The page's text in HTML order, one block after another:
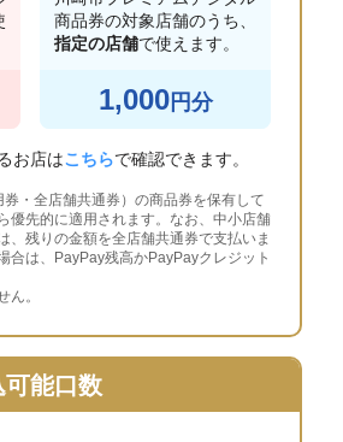
商品券の対象店舗のうち、
指定の店舗で使えます。
1,000円分
お店はこちらで確認できます。
・全店舗共通券）の商品券を保有して
優先的に適用されます。なお、中小店舗
、残りの金額を全店舗共通券で支払いま
合は、PayPay残高かPayPayクレジット
ん。
可能口数